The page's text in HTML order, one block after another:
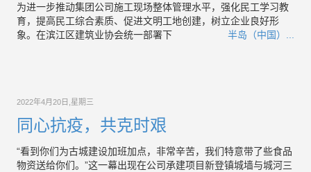
为进一步推动集团公司施工现场整体管理水平，强化民工学习教
育，提高民工综合素质、促进文明工地创建，树立企业良好形
象。在滨江区建筑业协会统一部署下
半岛（中国）...
2022年4月20日,星期三
同心抗疫，共克时艰
“看到你们为古城建设加班加点，非常辛苦，我们特意带了些食品
物资送给你们。”这一幕出现在公司承建项目新登镇城墙与城河三